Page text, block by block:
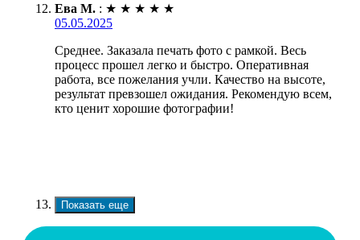
Ева М. : ★ ★ ★ ★ ★
05.05.2025
Среднее. Заказала печать фото с рамкой. Весь
процесс прошел легко и быстро. Оперативная
работа, все пожелания учли. Качество на высоте,
результат превзошел ожидания. Рекомендую всем,
кто ценит хорошие фотографии!
Показать еще